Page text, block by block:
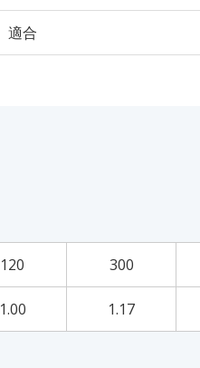
適合
120 300
1.00 1.17